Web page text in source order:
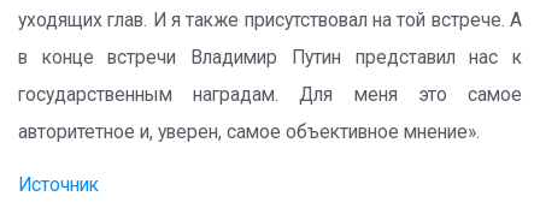
уходящих глав. И я также присутствовал на той встрече. А
в конце встречи Владимир Путин представил нас к
государственным наградам. Для меня это самое
авторитетное и, уверен, самое объективное мнение».
Источник